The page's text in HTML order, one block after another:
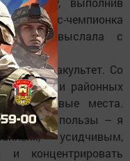
Экс-чемпионка
книгу выслала с
за факультет. Со
и районных
призовые места.
много пользы – я
усидчивым,
и концентрировать